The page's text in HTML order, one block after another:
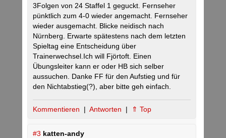
3Folgen von 24 Staffel 1 geguckt. Fernseher
pünktlich zum 4-0 wieder angemacht. Fernseher
wieder ausgemacht. Blicke neidisch nach
Nürnberg. Erwarte spätestens nach dem letzten
Spieltag eine Entscheidung über
Trainerwechsel.Ich will Fjörtoft. Einen
Übungsleiter kann er oder HB sich selber
aussuchen. Danke FF für den Aufstieg und für
den Nichtabstieg(?), aber bitte geh einfach.
Kommentieren | Antworten | ⇑ Top
#3 katten-andy